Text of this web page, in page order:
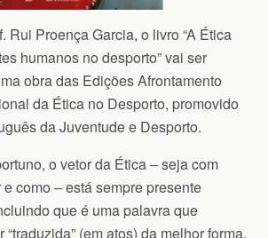
Rui Proença Garcia, o livro “A Ética
humanos no desporto” vai ser
obra das Edições Afrontamento
da Ética no Desporto, promovido
da Juventude e Desporto.
o vetor da Ética – seja com
como – está sempre presente
que é uma palavra que
(em atos) da melhor forma,